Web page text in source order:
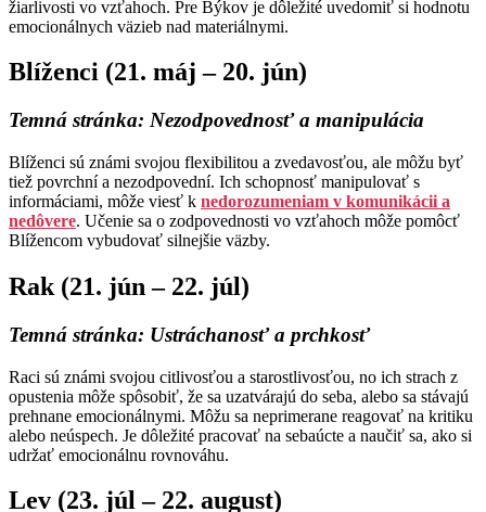
žiarlivosti vo vzťahoch. Pre Býkov je dôležité uvedomiť si hodnotu
emocionálnych väzieb nad materiálnymi.
Blíženci (21. máj – 20. jún)
Temná stránka: Nezodpovednosť a manipulácia
Blíženci sú známi svojou flexibilitou a zvedavosťou, ale môžu byť
tiež povrchní a nezodpovední. Ich schopnosť manipulovať s
informáciami, môže viesť k nedorozumeniam v komunikácii a
nedôvere. Učenie sa o zodpovednosti vo vzťahoch môže pomôcť
Blížencom vybudovať silnejšie väzby.
Rak (21. jún – 22. júl)
Temná stránka: Ustráchanosť a prchkosť
Raci sú známi svojou citlivosťou a starostlivosťou, no ich strach z
opustenia môže spôsobiť, že sa uzatvárajú do seba, alebo sa stávajú
prehnane emocionálnymi. Môžu sa neprimerane reagovať na kritiku
alebo neúspech. Je dôležité pracovať na sebaúcte a naučiť sa, ako si
udržať emocionálnu rovnováhu.
Lev (23. júl – 22. august)